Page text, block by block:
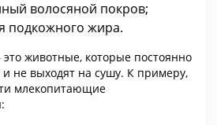
волосяной покров;
подкожного жира.
животные, которые постоянно
и не выходят на сушу. К примеру,
млекопитающие